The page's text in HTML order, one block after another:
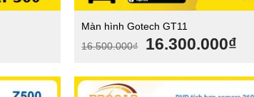
Màn hình Gotech GT11
16.500.000₫
Giá
là:
16.500.000₫.
16.300.000₫Giá
tại
là: